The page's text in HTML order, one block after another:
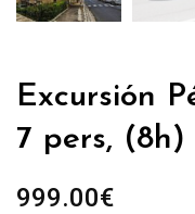
Excursión
7 pers, (8h)
999.00€